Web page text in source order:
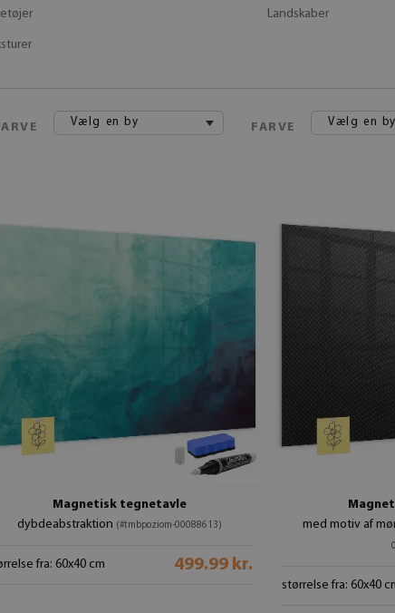
Landskaber
Vælg en by FARVE Vælg en by
Magnetisk tegnetavle
dybdeabstraktion (#tmbpoziom-00088613)
fra: 60x40 cm 499.99 kr.
med motiv af
størrelse fra: 60x40